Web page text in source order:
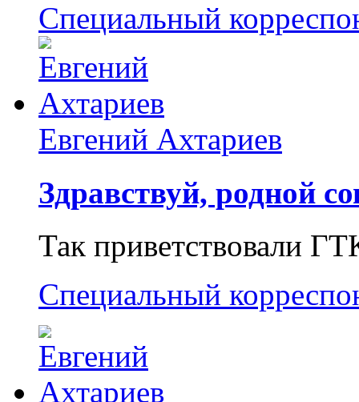
Специальный
Евгений Ахтариев
Здравствуй, родной
Так приветствовали
Специальный